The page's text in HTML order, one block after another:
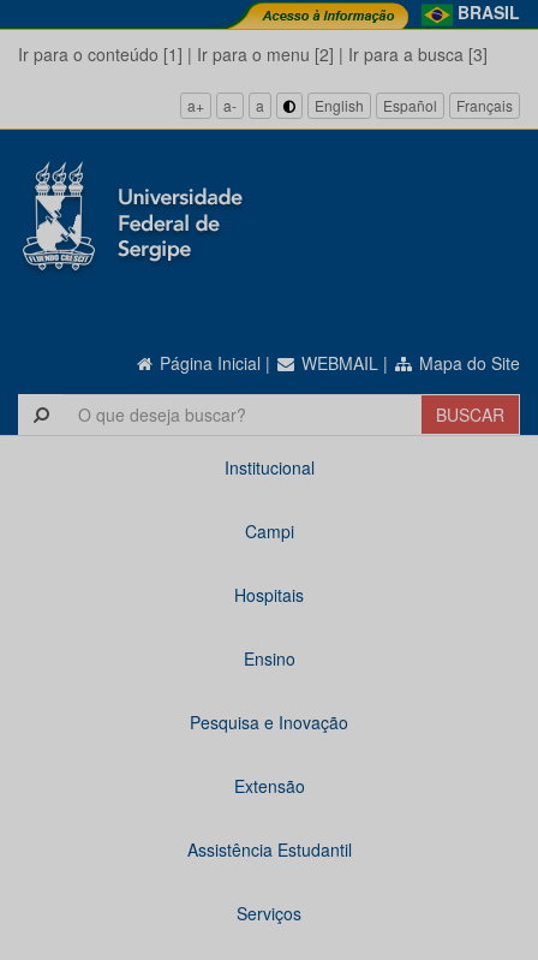
BRASIL
Ir para o conteúdo [1] | Ir para o menu [2] | Ir para a busca [3]
a+ a- a English Español Français
Página Inicial | WEBMAIL | Mapa do Site
Institucional
Campi
Hospitais
Ensino
Pesquisa e Inovação
Extensão
Assistência Estudantil
Serviços